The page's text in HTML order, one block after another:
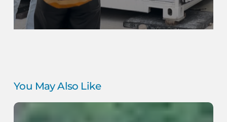
You May Also Like